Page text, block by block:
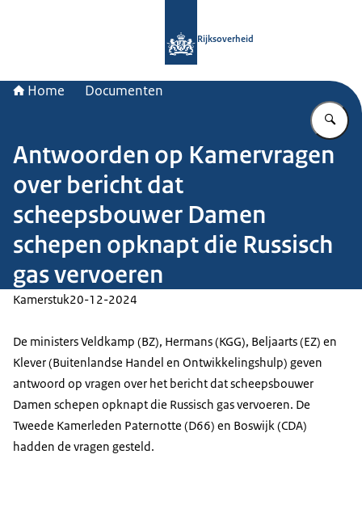
Rijksoverheid
Home Documenten
Antwoorden op Kamervragen
over bericht dat
scheepsbouwer Damen
schepen opknapt die Russisch
gas vervoeren
Kamerstuk20-12-2024
De ministers Veldkamp (BZ), Hermans (KGG), Beljaarts (EZ) en
Klever (Buitenlandse Handel en Ontwikkelingshulp) geven
antwoord op vragen over het bericht dat scheepsbouwer
Damen schepen opknapt die Russisch gas vervoeren. De
Tweede Kamerleden Paternotte (D66) en Boswijk (CDA)
hadden de vragen gesteld.